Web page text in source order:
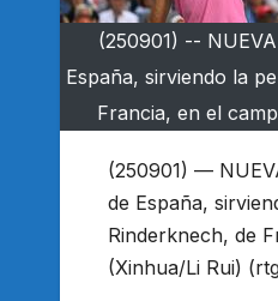
(250901) --
España, sirviendo la
Francia, en el
(250901) —
de España,
Rinderknech, de
(Xinhua/Li Rui)